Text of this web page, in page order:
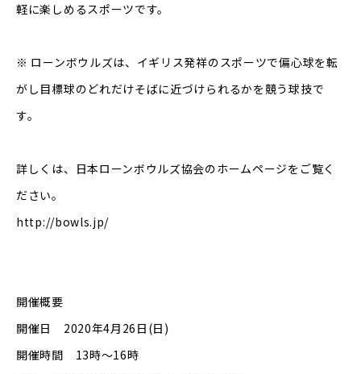
軽に楽しめるスポーツです。
※ ローンボウルズは、イギリス発祥のスポーツで偏心球を転
がし目標球のどれだけそばに近づけられるかを競う球技で
す。
詳しくは、日本ローンボウルズ協会のホームページをご覧く
ださい。
http://bowls.jp/
開催概要
開催日 2020年4月26日(日)
開催時間 13時〜16時